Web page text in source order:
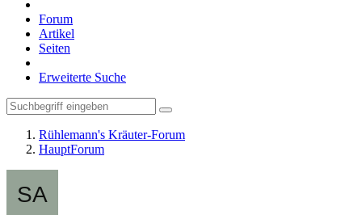
Forum
Artikel
Seiten
Erweiterte Suche
Rühlemann's Kräuter-Forum
HauptForum